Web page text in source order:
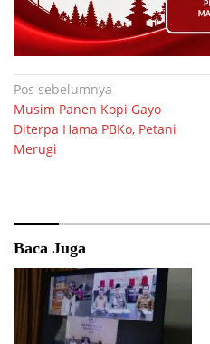
Navigasi
pos
Pos sebelumnya
Musim Panen Kopi Gayo
Diterpa Hama PBKo, Petani
Merugi
Baca Juga